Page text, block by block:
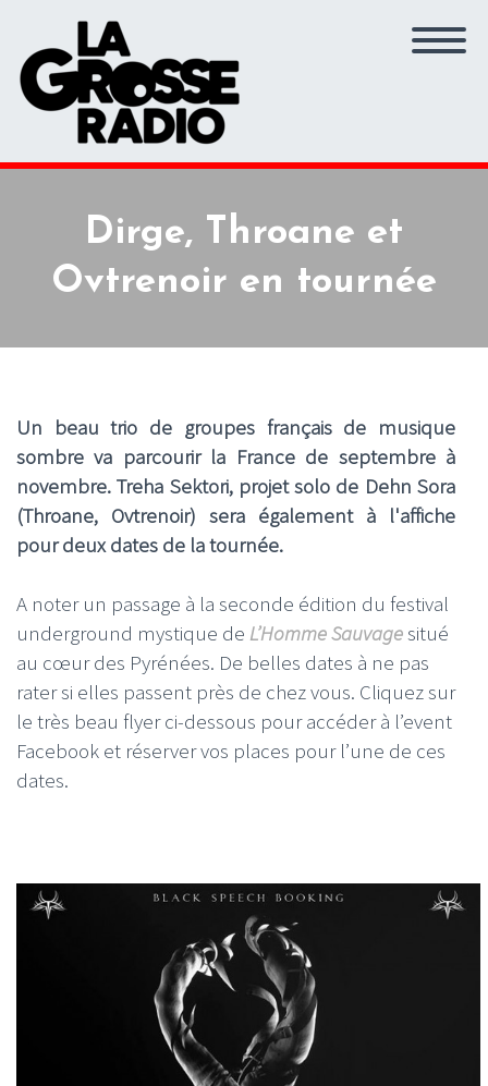
Dirge, Throane et
Ovtrenoir en tournée
Un beau trio de groupes français de musique
sombre va parcourir la France de septembre à
novembre.Treha Sektori, projet solo de Dehn Sora
(Throane, Ovtrenoir) sera également à l'affiche
pour deux dates de la tournée.
A noter un passage à la seconde édition du festival
underground mystique de L’Homme Sauvagesitué
au cœur des Pyrénées. De belles dates à ne pas
rater si elles passent près de chez vous. Cliquez sur
le très beau flyer ci-dessous pour accéder à l’event
Facebook et réserver vos places pour l’une de ces
dates.